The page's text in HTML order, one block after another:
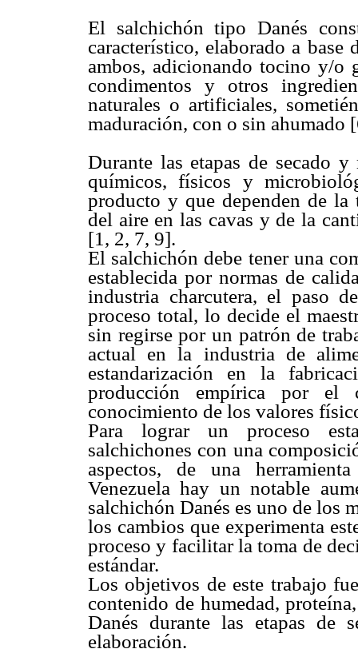
El salchichón tipo Danés
característico, elaborado a
ambos, adicionando tocino y/o
condimentos y otros
naturales o artificiales,
maduración, con o sin ahumado
Durante las etapas de secado
químicos, físicos y
producto y que dependen de la
del aire en las cavas y de la
[1, 2, 7, 9].
El salchichón debe tener una
establecida por normas de
industria charcutera, el paso
proceso total, lo decide el
sin regirse por un patrón de
actual en la industria de
estandarización en la
producción empírica por el
conocimiento de los valores
Para lograr un proceso
salchichones con una
aspectos, de una
Venezuela hay un notable
salchichón Danés es uno de los
los cambios que experimenta
proceso y facilitar la toma de
estándar.
Los objetivos de este trabajo
contenido de humedad,
Danés durante las etapas de
elaboración.